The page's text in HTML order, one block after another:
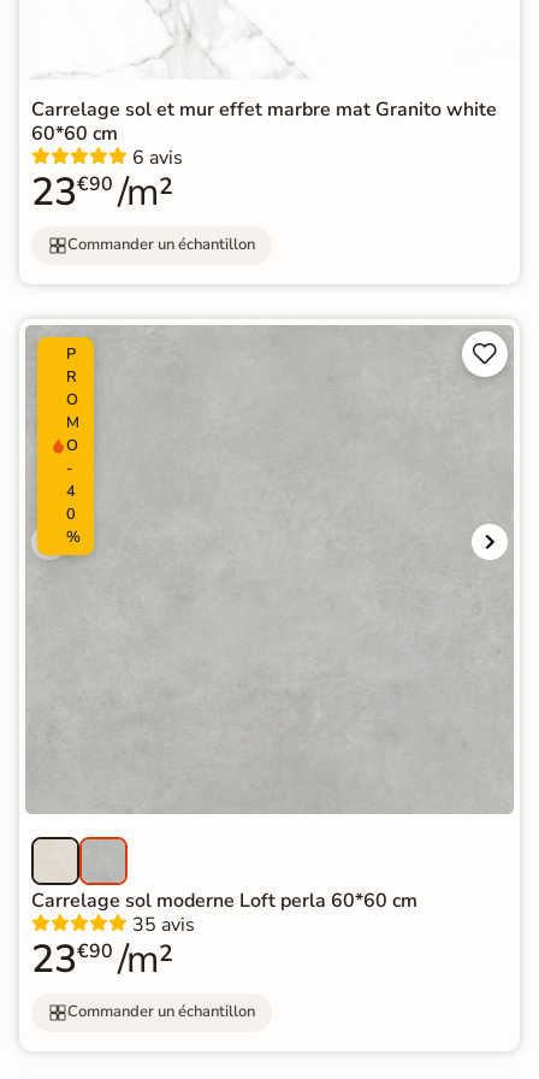
Carrelage sol et mur effet marbre mat Granito white
60*60 cm
6 avis
23€90 /m²
Commander un échantillon
P
R
O
M
O
-
4
0
%


Carrelage sol moderne Loft perla 60*60 cm
35 avis
23€90 /m²
Commander un échantillon